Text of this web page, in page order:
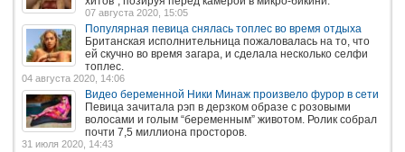
07 августа 2020, 15:05
Популярная певица снялась топлес во время отдыха
Британская исполнительница пожаловалась на то, что
ей скучно во время загара, и сделала несколько селфи
топлес.
04 августа 2020, 14:06
Видео беременной Ники Минаж произвело фурор в сети
Певица зачитала рэп в дерзком образе с розовыми
волосами и голым “беременным” животом. Ролик собрал
почти 7,5 миллиона просторов.
31 июля 2020, 14:43